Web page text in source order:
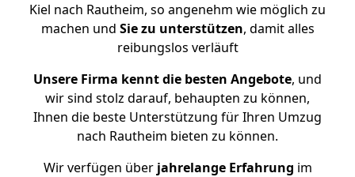
Kiel nach Rautheim, so angenehm wie möglich zu
machen und Sie zu unterstützen, damit alles
reibungslos verläuft
Unsere Firma kennt die besten Angebote, und
wir sind stolz darauf, behaupten zu können,
Ihnen die beste Unterstützung für Ihren Umzug
nach Rautheim bieten zu können.
Wir verfügen überjahrelange Erfahrung im